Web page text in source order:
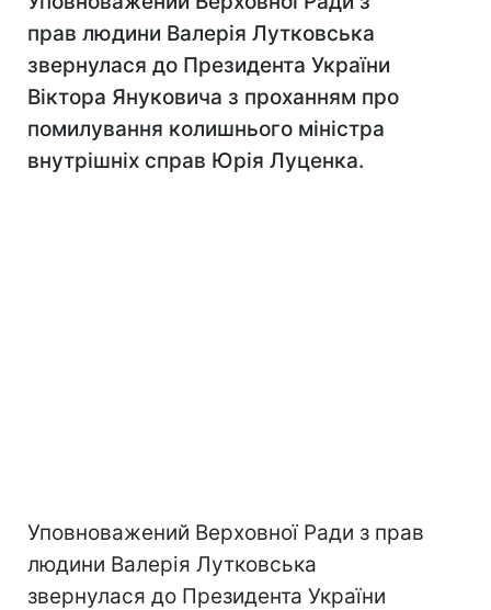
прав людини Валерія Лутковська
звернулася до Президента України
Віктора Януковича з проханням про
помилування колишнього міністра
внутрішніх справ Юрія Луценка.
Уповноважений Верховної Ради з прав
людини Валерія Лутковська
звернулася до Президента України